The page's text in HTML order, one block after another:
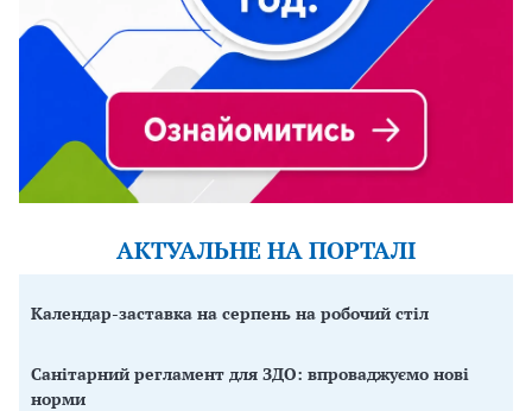
АКТУАЛЬНЕ НА ПОРТАЛІ
Календар-заставка на серпень на робочий стіл
Санітарний регламент для ЗДО: впроваджуємо нові
норми